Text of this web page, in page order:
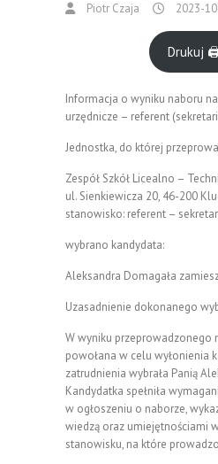
Piotr Czaja 2023-
Drukuj
Informacja o wyniku naboru
urzędnicze – referent
Jednostka, do której
Zespół Szkół Licealno –
ul. Sienkiewicza 20, 46-200
stanowisko: referent –
wybrano kandydata:
Aleksandra Domagała
Uzasadnienie dokonanego
W wyniku przeprowadzonego
powołana w celu wyłonienia
zatrudnienia wybrała Panią
Kandydatka spełniła
w ogłoszeniu o naborze,
wiedzą oraz umiejętnościami
stanowisku, na które